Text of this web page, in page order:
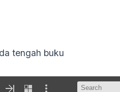
tengah buku